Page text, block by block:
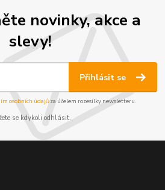
novinky, akce a
slevy!
Přihlásit se
osobních údajůza účelem rozesílky newsletteru.
se kdykoli odhlásit.